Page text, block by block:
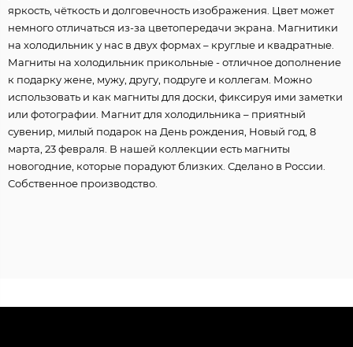
яркость, чёткость и долговечность изображения. Цвет может
немного отличаться из-за цветопередачи экрана. Магнитики
на холодильник у нас в двух формах – круглые и квадратные.
Магниты на холодильник прикольные - отличное дополнение
к подарку жене, мужу, другу, подруге и коллегам. Можно
использовать и как магниты для доски, фиксируя ими заметки
или фотографии. Магнит для холодильника – приятный
сувенир, милый подарок на День рождения, Новый год, 8
марта, 23 февраля. В нашей коллекции есть магниты
новогодние, которые порадуют близких. Сделано в России.
Собственное производство.